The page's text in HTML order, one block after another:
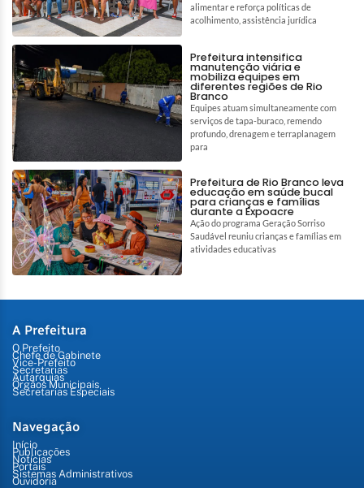
alimentar e reforça políticas de
acolhimento, assistência jurídica
Prefeitura intensifica
manutenção viária e
mobiliza equipes em
diferentes regiões de Rio
Branco
Equipes atuam simultaneamente com
serviços de tapa-buraco, remendo
profundo, drenagem e terraplanagem
para
Prefeitura de Rio Branco leva
educação em saúde bucal
para crianças e famílias
durante a Expoacre
Ação do programa Geração Sorriso
Saudável reuniu crianças e famílias em
atividades educativas
A Prefeitura
O Prefeito
Chefe de Gabinete
Vice-Prefeito
Secretarias
Autarquias
Órgãos Municipais
Secretarias Especiais
Navegação
Início
Publicações
Notícias
Portais
Sistemas Administrativos
Ouvidoria